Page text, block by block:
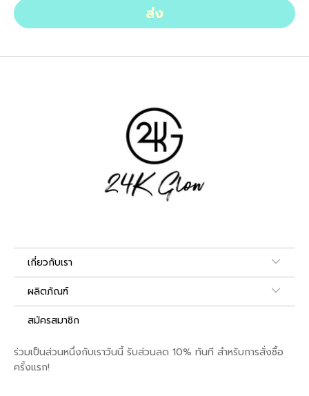
เกี่ยวกับเรา
ผลิตภัณฑ์
สมัครสมาชิก
ร่วมเป็นส่วนหนึ่งกับเราวันนี้ รับส่วนลด 10% ทันที สำหรับการสั่งซื้อ
ครั้งแรก!